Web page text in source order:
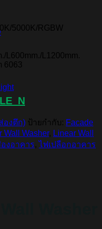
RGBW
L600mm./L1200mm.
6063
องตึก) ป้ายกำกับ: Facade
Wall Washer, Linear Wall
งอาคาร,ไฟเปลือกอาคาร